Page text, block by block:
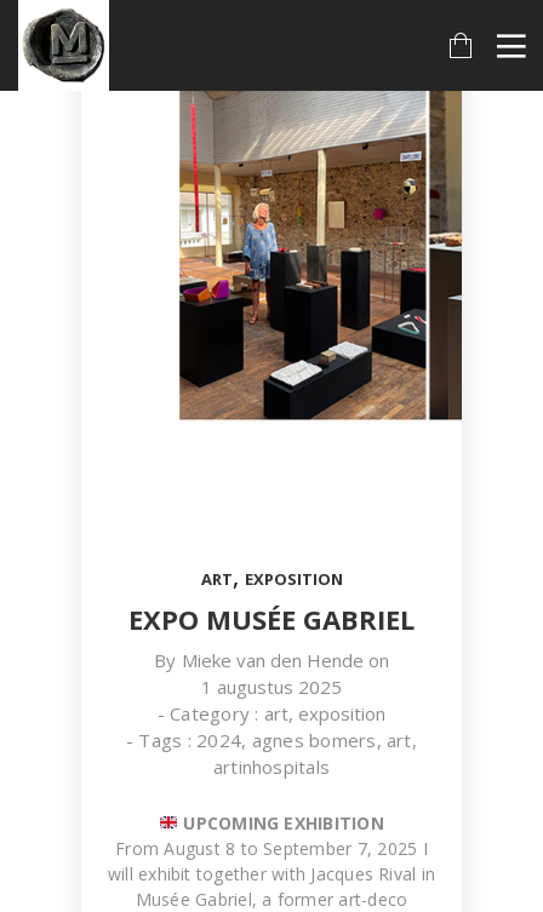
TW119
WORK IN PROGRESS
ART, EXPOSITION
EXPO MUSÉE GABRIEL
By Mieke van den Hende on
1 augustus 2025
- Category : art, exposition
- Tags : 2024, agnes bomers, art,
artinhospitals
UPCOMING EXHIBITION
From August 8 to September 7, 2025 I
will exhibit together with Jacques Rival in
Musée Gabriel, a former art-deco